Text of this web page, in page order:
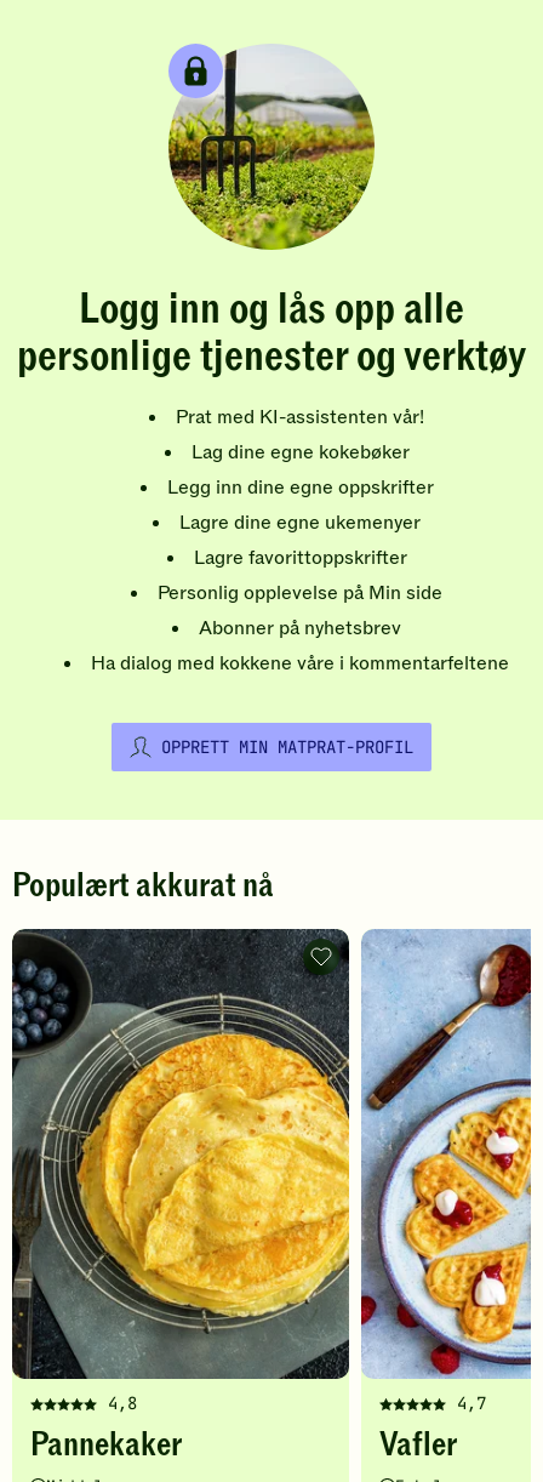
Logg inn og lås opp alle
personlige tjenester og verktøy
Prat med KI-assistenten vår!
Lag dine egne kokebøker
Legg inn dine egne oppskrifter
Lagre dine egne ukemenyer
Lagre favorittoppskrifter
Personlig opplevelse på Min side
Abonner på nyhetsbrev
Ha dialog med kokkene våre i kommentarfeltene
OPPRETT MIN MATPRAT-PROFIL
Populært akkurat nå
4,8
Denne
oppskriften
Pannekaker
Pannekaker
-
legg
til
favoritter
4,7
Denne
oppskriften
Vafler